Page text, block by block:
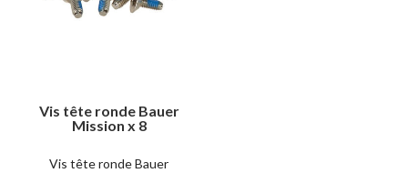
Vis tête ronde Bauer
Mission x 8
Vis tête ronde Bauer